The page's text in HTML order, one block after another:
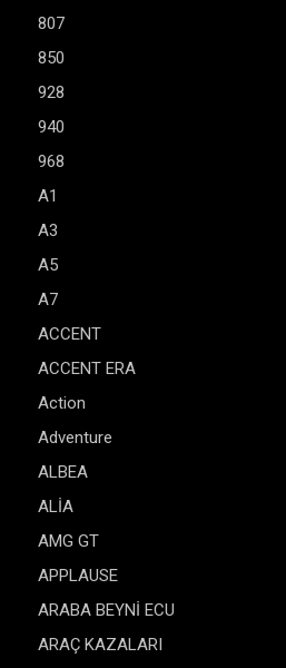
807
850
928
940
968
A1
A3
A5
A7
ACCENT
ACCENT ERA
Action
Adventure
ALBEA
ALİA
AMG GT
APPLAUSE
ARABA BEYNİ ECU
ARAÇ KAZALARI